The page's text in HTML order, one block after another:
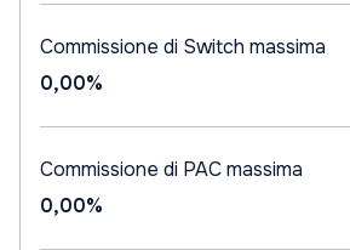
Commissione di Switch massima
0,00%
Commissione di PAC massima
0,00%